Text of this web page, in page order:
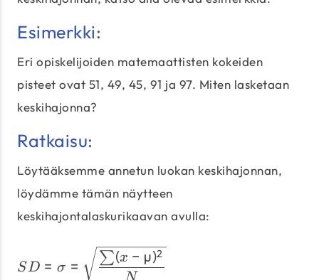
Esimerkki:
Eri opiskelijoiden matemaattisten kokeiden
pisteet ovat 51, 49, 45, 91 ja 97. Miten lasketaan
keskihajonna?
Ratkaisu:
Löytääksemme annetun luokan keskihajonnan,
löydämme tämän näytteen
keskihajontalaskurikaavan avulla:
SD = σ =
SD = σ = ∑(x − µ)2